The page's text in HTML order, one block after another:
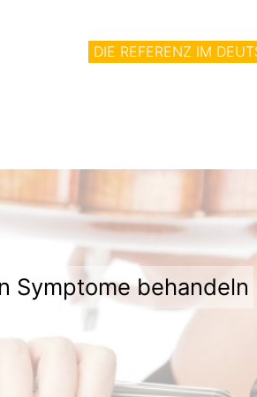
DIE REFERENZ IM
Symptome behandeln